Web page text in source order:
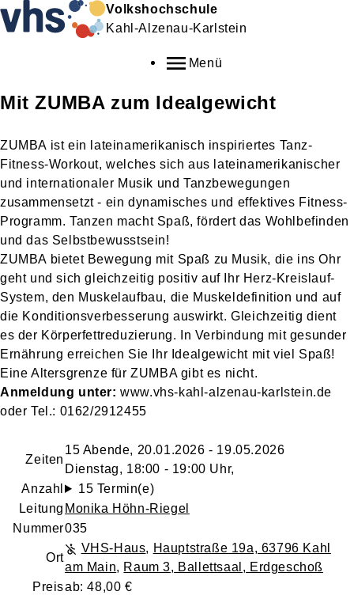
Volkshochschule
Kahl-Alzenau-Karlstein
Menü
Mit ZUMBA zum Idealgewicht
ZUMBA ist ein lateinamerikanisch inspiriertes Tanz-
Fitness-Workout, welches sich aus lateinamerikanischer
und internationaler Musik und Tanzbewegungen
zusammensetzt - ein dynamisches und effektives Fitness-
Programm. Tanzen macht Spaß, fördert das Wohlbefinden
und das Selbstbewusstsein!
ZUMBA bietet Bewegung mit Spaß zu Musik, die ins Ohr
geht und sich gleichzeitig positiv auf Ihr Herz-Kreislauf-
System, den Muskelaufbau, die Muskeldefinition und auf
die Konditionsverbesserung auswirkt. Gleichzeitig dient
es der Körperfettreduzierung. In Verbindung mit gesunder
Ernährung erreichen Sie Ihr Idealgewicht mit viel Spaß!
Eine Altersgrenze für ZUMBA gibt es nicht.
Anmeldung unter: www.vhs-kahl-alzenau-karlstein.de
oder Tel.: 0162/2912455
Zeiten
15 Abende, 20.01.2026 - 19.05.2026
Dienstag, 18:00 - 19:00 Uhr,
Anzahl
15 Termin(e)
Leitung Monika Höhn-Riegel
Nummer035
Ort
VHS-Haus, Hauptstraße 19a, 63796 Kahl
am Main, Raum 3, Ballettsaal, Erdgeschoß
Preisab: 48,00 €